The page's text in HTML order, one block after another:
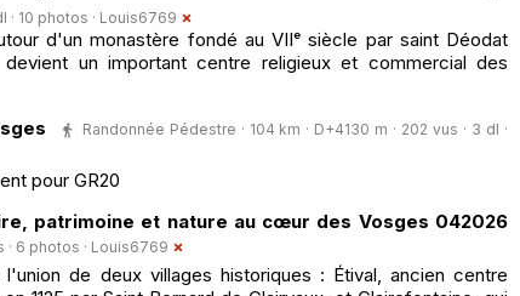
· 10 photos · Louis6769
d'un monastère fondé au VIIᵉ siècle par saint Déodat
un important centre religieux et commercial des
Randonnée Pédestre · 104 km · D+4130 m · 202 vus · 3 dl ·
pour GR20
patrimoine et nature au cœur des Vosges 042026
6 photos · Louis6769
de deux villages historiques : Étival, ancien centre